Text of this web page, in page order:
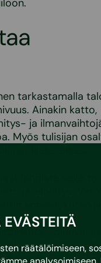
räätälöimiseen,
tarkastamalla
Ainakin katto,
ja
Myös tulisijan
lehdistä sekä
ja kiinnitys.
Toimivassa
syöksytorvista
pois.